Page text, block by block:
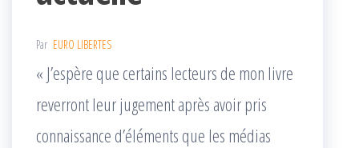
Par EURO LIBERTES
« J’espère que certains lecteurs de mon livre
reverront leur jugement après avoir pris
connaissance d’éléments que les médias